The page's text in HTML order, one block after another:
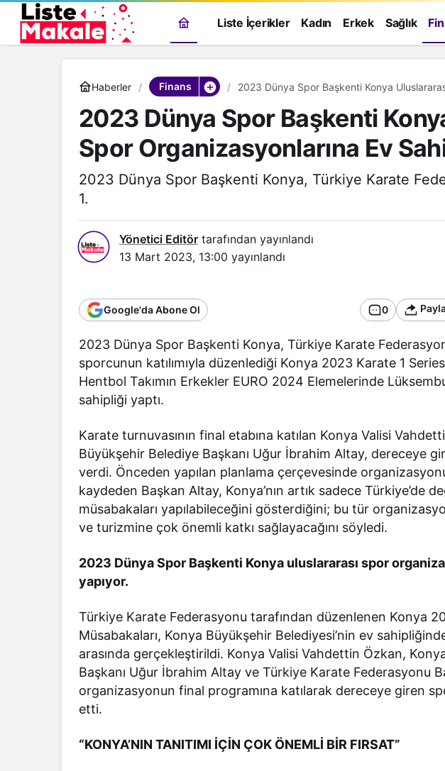
Liste İçerikler Kadın Erkek Sağlık
Haberler Finans
2023 Dünya Spor Başkenti Konya
2023 Dünya Spor Başkenti
Spor Organizasyonlarına Ev
2023 Dünya Spor Başkenti Konya, Türkiye Karate
1.
Yönetici Editör tarafından yayınlandı
13 Mart 2023, 13:00 yayınlandı
Google'da Abone Ol 0
2023 Dünya Spor Başkenti Konya, Türkiye Karate
sporcunun katılımıyla düzenlediği Konya 2023 Karate 1
Hentbol Takımın Erkekler EURO 2024 Elemelerinde
sahipliği yaptı.
Karate turnuvasının final etabına katılan Konya Valisi
Büyükşehir Belediye Başkanı Uğur İbrahim Altay, dereceye
verdi. Önceden yapılan planlama çerçevesinde organizasyonu
kaydeden Başkan Altay, Konya’nın artık sadece Türkiye’de
müsabakaları yapılabileceğini gösterdiğini; bu tür
ve turizmine çok önemli katkı sağlayacağını söyledi.
2023 Dünya Spor Başkenti Konya uluslararası spor
yapıyor.
Türkiye Karate Federasyonu tarafından düzenlenen Konya
Müsabakaları, Konya Büyükşehir Belediyesi’nin ev
arasında gerçekleştirildi. Konya Valisi Vahdettin Özkan,
Başkanı Uğur İbrahim Altay ve Türkiye Karate Federasyonu
organizasyonun final programına katılarak dereceye giren
etti.
“KONYA’NIN TANITIMI İÇİN ÇOK ÖNEMLİ BİR FIRSAT”
Zaman Bağlanır?